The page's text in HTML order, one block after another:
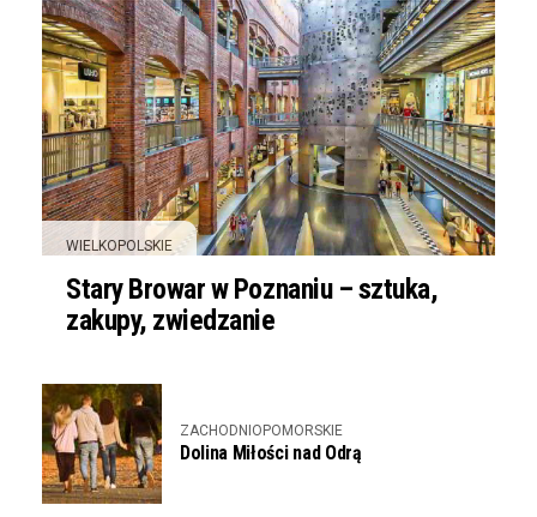
WIELKOPOLSKIE
Stary Browar w Poznaniu – sztuka,
zakupy, zwiedzanie
ZACHODNIOPOMORSKIE
Dolina Miłości nad Odrą